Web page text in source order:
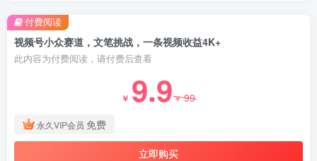
视频号小众赛道，文笔挑战，一条视频收益4K+
此内容为付费阅读，请付费后查看
￥ 9.9￥99
永久VIP会员 免费
立即购买
付费阅读